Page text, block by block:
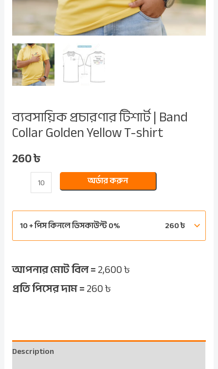
ব্যবসায়িক প্রচারণার টিশার্ট | Band
Collar Golden Yellow T-shirt
260৳
অর্ডার করুন
10 + পিস কিনলে ডিসকাউন্ট 0% 260৳
আপনার মোট বিল =2,600৳
প্রতি পিসের দাম =260৳
Description